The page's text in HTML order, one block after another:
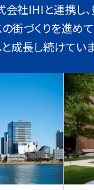
社IHIと連携し
街づくりを進めて
成長し続けてい